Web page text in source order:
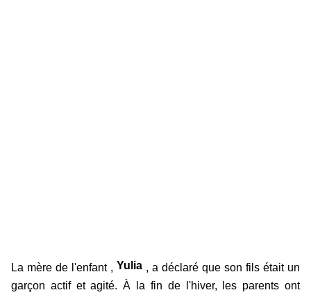
La mère de l'enfant , Yulia , a déclaré que son fils était un
garçon actif et agité.À la fin de l'hiver, les parents ont